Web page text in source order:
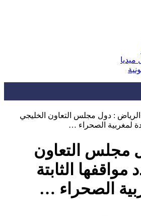
الرياض : دول مجلس التعاون الخليجي
لمغربية الصحراء …
مجلس التعاون
مواقفها الثابتة
الصحراء …